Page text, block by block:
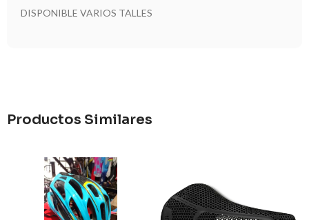
DISPONIBLE VARIOS TALLES
Productos Similares